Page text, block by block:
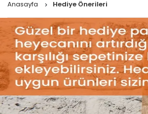
Anasayfa Hediye Önerileri